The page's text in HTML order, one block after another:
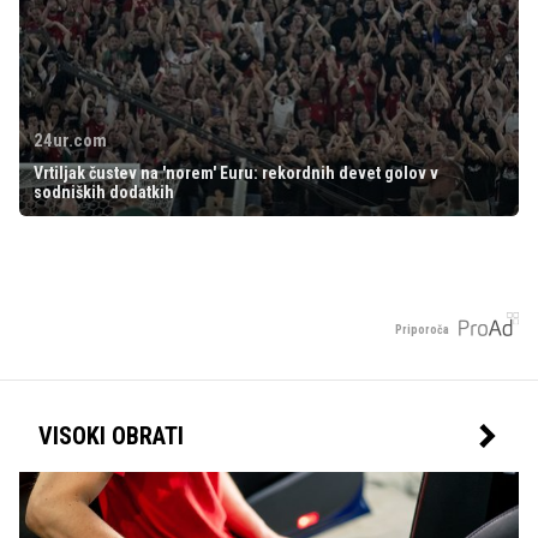
24ur.com
Vrtiljak čustev na 'norem' Euru: rekordnih devet golov v
sodniških dodatkih
Priporoča
VISOKI OBRATI